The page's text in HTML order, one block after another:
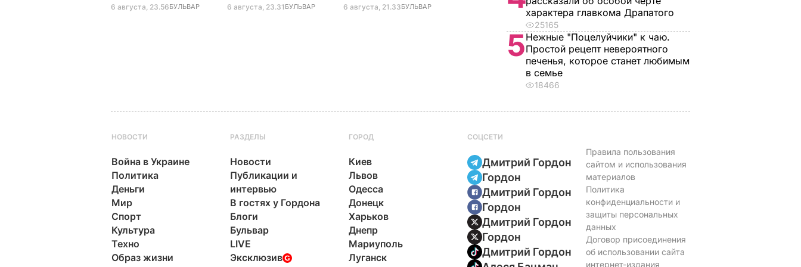
6 августа, 23.56БУЛЬВАР 6 августа, 23.31 БУЛЬВАР 6 августа, 21.33БУЛЬВАР
характера главкома Драпатого
25165
5Нежные "Поцелуйчики" к чаю.
Простой рецепт невероятного
печенья, которое станет любимым
в семье
18466
НОВОСТИ
Война в Украине
Политика
Деньги
Мир
Спорт
Культура
Техно
Образ жизни
РАЗДЕЛЫ
Новости
Публикации и
интервью
В гостях у Гордона
Блоги
Бульвар
LIVE
Эксклюзив
ГОРОД
Киев
Львов
Одесса
Донецк
Харьков
Днепр
Мариуполь
Луганск
СОЦСЕТИ
Дмитрий Гордон
Гордон
Дмитрий Гордон
Гордон
Дмитрий Гордон
Гордон
Дмитрий Гордон
Правила пользования
сайтом и использования
материалов
Политика
конфиденциальности и
защиты персональных
данных
Договор присоединения
об использовании сайта
интернет-издания